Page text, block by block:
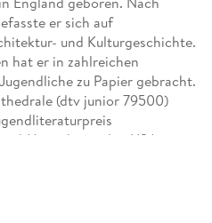
er sich auf
und Kulturgeschichte.
hat er in zahlreichen
zu Papier gebracht.
(dtv junior 79500)
Macaulay in den USA.